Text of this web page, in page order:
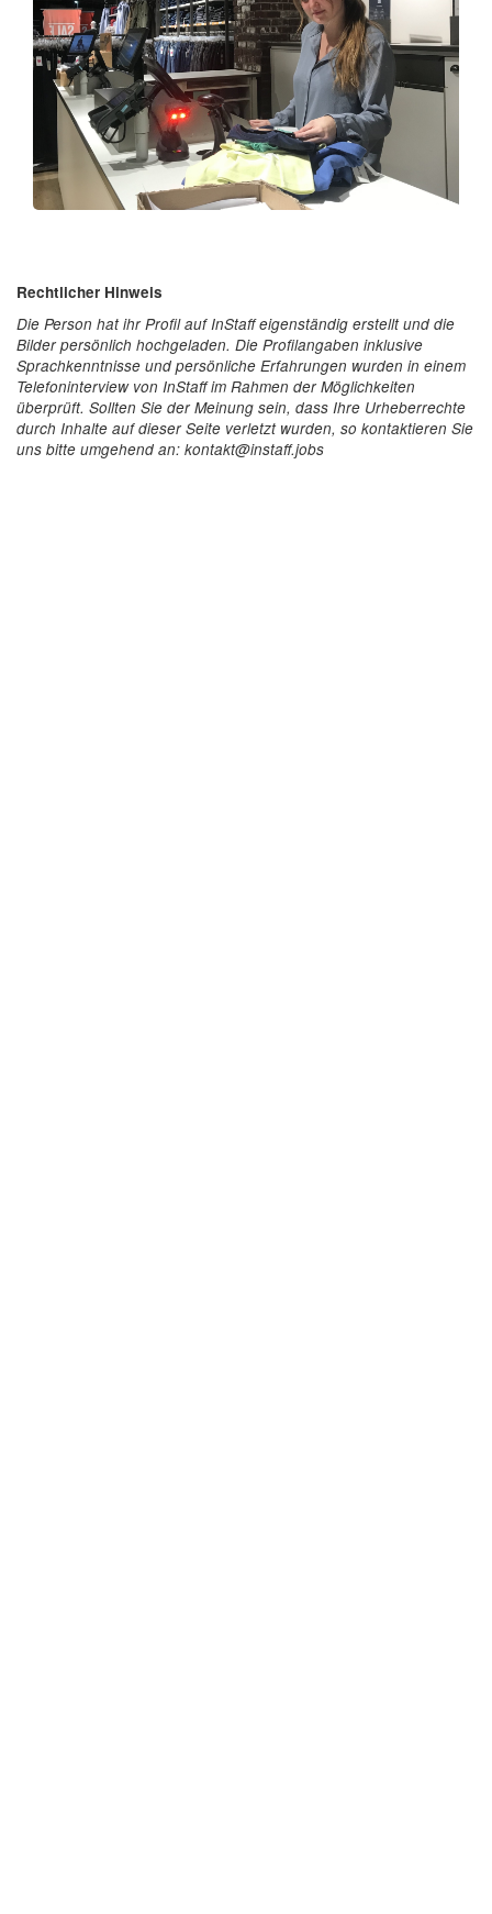
Rechtlicher Hinweis
Die Person hat ihr Profil auf InStaff eigenständig erstellt und die
Bilder persönlich hochgeladen. Die Profilangaben inklusive
Sprachkenntnisse und persönliche Erfahrungen wurden in einem
Telefoninterview von InStaff im Rahmen der Möglichkeiten
überprüft. Sollten Sie der Meinung sein, dass Ihre Urheberrechte
durch Inhalte auf dieser Seite verletzt wurden, so kontaktieren Sie
uns bitte umgehend an: kontakt@instaff.jobs